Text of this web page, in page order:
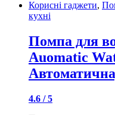
Корисні гаджети,
кухні
Помпа для
Auomatic
4.6 / 5